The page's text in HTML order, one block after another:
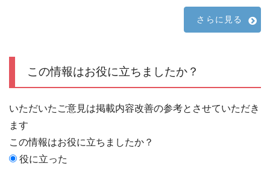
さらに見る
この情報はお役に立ちましたか？
いただいたご意見は掲載内容改善の参考とさせていただき
ます
この情報はお役に立ちましたか？
役に立った